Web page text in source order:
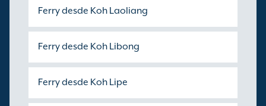
Ferry desde Koh Laoliang
Ferry desde Koh Libong
Ferry desde Koh Lipe